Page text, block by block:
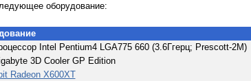
оборудование:
Intel Pentium4 LGA775 660 (3.6Ггерц; Prescott-2M)
3D Cooler GP Edition
Radeon X600XT